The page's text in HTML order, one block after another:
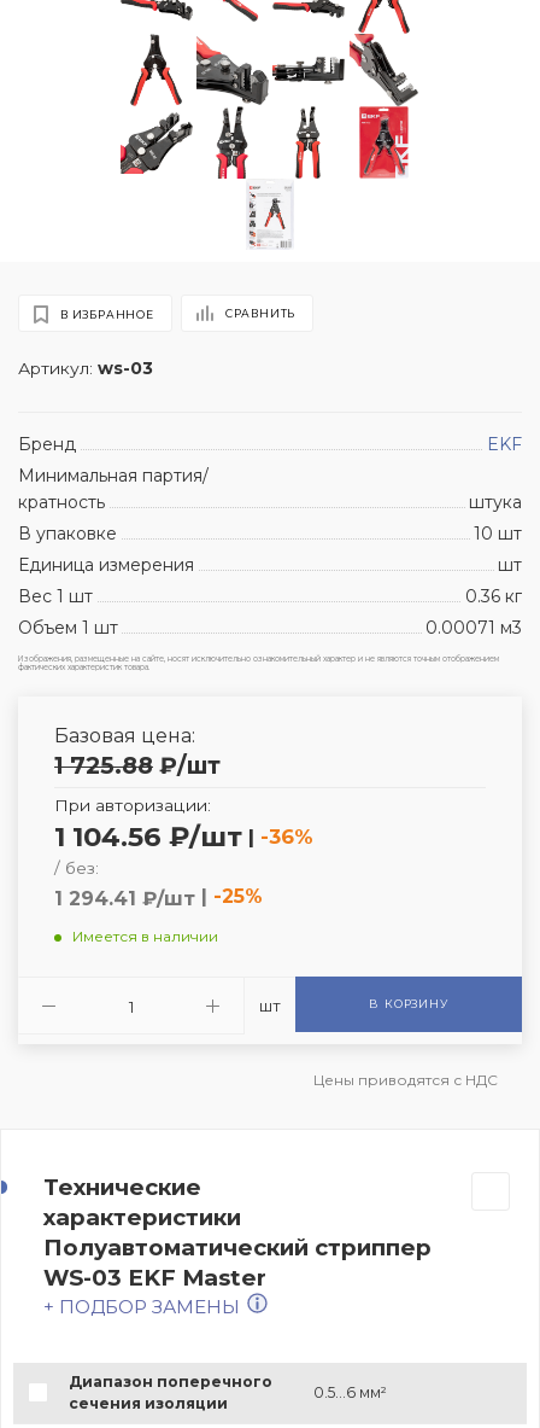
Артикул: ws-03
В ИЗБРАННОЕ СРАВНИТЬ
Бренд
EKF
Минимальная партия/
кратность
штука
В упаковке
10 шт
Единица измерения
шт
Вес 1 шт
0.36 кг
Объем 1 шт
0.00071 м3
Изображения, размещенные на сайте, носят исключительно ознакомительный характер и не являются точным отображением
фактических характеристик товара.
Базовая цена:
1 725.88 ₽/шт
При авторизации:
1 104.56 ₽/шт | -36%
/ без:
1 294.41 ₽/шт | -25%
Имеется в наличии
шт В КОРЗИНУ
Цены приводятся с НДС
Технические
характеристики
Полуавтоматический стриппер
WS-03 EKF Master
+ ПОДБОР ЗАМЕНЫ
Диапазон поперечного
сечения изоляции
0.5...6 мм²